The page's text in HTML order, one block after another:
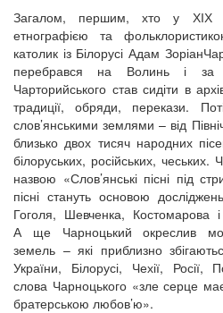
Загалом, першим, хто у ХІХ
етнографією та
католик із Білорусі Адам
перебрався на Волинь і за
Чарторийського став сидіти в
традиції, обряди, перекази.
слов’янськими землями – від
близько двох тисяч народних
білоруських, російських, чеських.
назвою «Слов’янські пісні під
пісні стануть основою
Гоголя, Шевченка, Костомарова
А ще Чарноцький окреслив
земель – які приблизно
України, Білорусі, Чехії,
слова Чарноцького «зле серце
братерською любов’ю».